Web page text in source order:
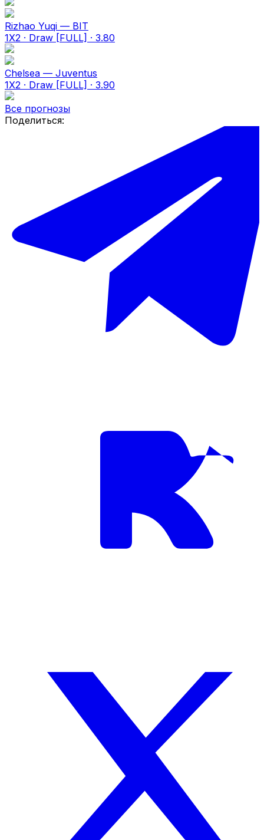
Rizhao Yuqi — BIT
1X2 · Draw [FULL] · 3.80
Chelsea — Juventus
1X2 · Draw [FULL] · 3.90
Все прогнозы
Поделиться: